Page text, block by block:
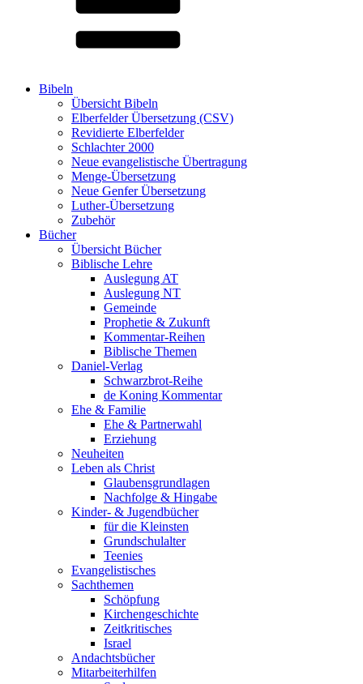
Bibeln
Übersicht Bibeln
Elberfelder Übersetzung (CSV)
Revidierte Elberfelder
Schlachter 2000
Neue evangelistische Übertragung
Menge-Übersetzung
Neue Genfer Übersetzung
Luther-Übersetzung
Zubehör
Bücher
Übersicht Bücher
Biblische Lehre
Auslegung AT
Auslegung NT
Gemeinde
Prophetie & Zukunft
Kommentar-Reihen
Biblische Themen
Daniel-Verlag
Schwarzbrot-Reihe
de Koning Kommentar
Ehe & Familie
Ehe & Partnerwahl
Erziehung
Neuheiten
Leben als Christ
Glaubensgrundlagen
Nachfolge & Hingabe
Kinder- & Jugendbücher
für die Kleinsten
Grundschulalter
Teenies
Evangelistisches
Sachthemen
Schöpfung
Kirchengeschichte
Zeitkritisches
Israel
Andachtsbücher
Mitarbeiterhilfen